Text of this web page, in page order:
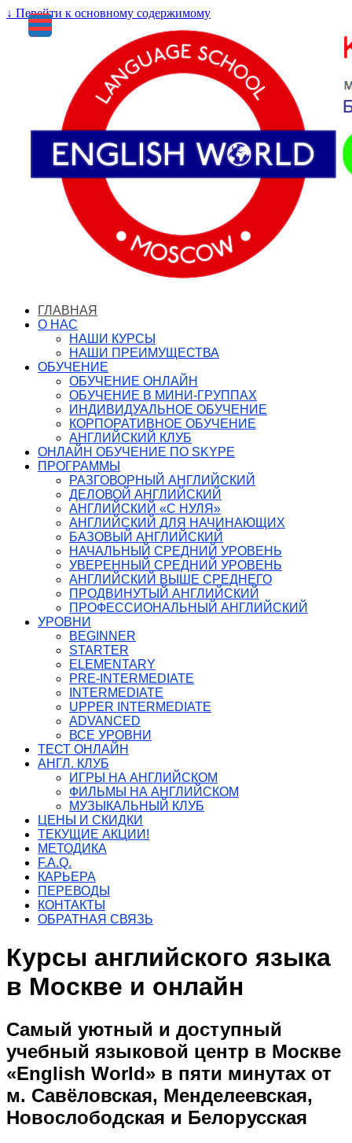
↓ Перейти к основному содержимому
ГЛАВНАЯ
О НАС
НАШИ КУРСЫ
НАШИ ПРЕИМУЩЕСТВА
ОБУЧЕНИЕ
ОБУЧЕНИЕ ОНЛАЙН
ОБУЧЕНИЕ В МИНИ-ГРУППАХ
ИНДИВИДУАЛЬНОЕ ОБУЧЕНИЕ
КОРПОРАТИВНОЕ ОБУЧЕНИЕ
АНГЛИЙСКИЙ КЛУБ
ОНЛАЙН ОБУЧЕНИЕ ПО SKYPE
ПРОГРАММЫ
РАЗГОВОРНЫЙ АНГЛИЙСКИЙ
ДЕЛОВОЙ АНГЛИЙСКИЙ
АНГЛИЙСКИЙ «С НУЛЯ»
АНГЛИЙСКИЙ ДЛЯ НАЧИНАЮЩИХ
БАЗОВЫЙ АНГЛИЙСКИЙ
НАЧАЛЬНЫЙ СРЕДНИЙ УРОВЕНЬ
УВЕРЕННЫЙ СРЕДНИЙ УРОВЕНЬ
АНГЛИЙСКИЙ ВЫШЕ СРЕДНЕГО
ПРОДВИНУТЫЙ АНГЛИЙСКИЙ
ПРОФЕССИОНАЛЬНЫЙ АНГЛИЙСКИЙ
УРОВНИ
BEGINNER
STARTER
ELEMENTARY
PRE-INTERMEDIATE
INTERMEDIATE
UPPER INTERMEDIATE
ADVANCED
ВСЕ УРОВНИ
ТЕСТ ОНЛАЙН
АНГЛ. КЛУБ
ИГРЫ НА АНГЛИЙСКОМ
ФИЛЬМЫ НА АНГЛИЙСКОМ
МУЗЫКАЛЬНЫЙ КЛУБ
ЦЕНЫ И СКИДКИ
ТЕКУЩИЕ АКЦИИ!
МЕТОДИКА
F.A.Q.
КАРЬЕРА
ПЕРЕВОДЫ
КОНТАКТЫ
ОБРАТНАЯ СВЯЗЬ
Курсы английского языка
в Москве и онлайн
Самый уютный и доступный
учебный языковой центр в Москве
«English World» в пяти минутах от
м. Савёловская, Менделеевская,
Новослободская и Белорусская
Меню